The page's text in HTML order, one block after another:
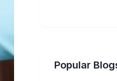
Popular